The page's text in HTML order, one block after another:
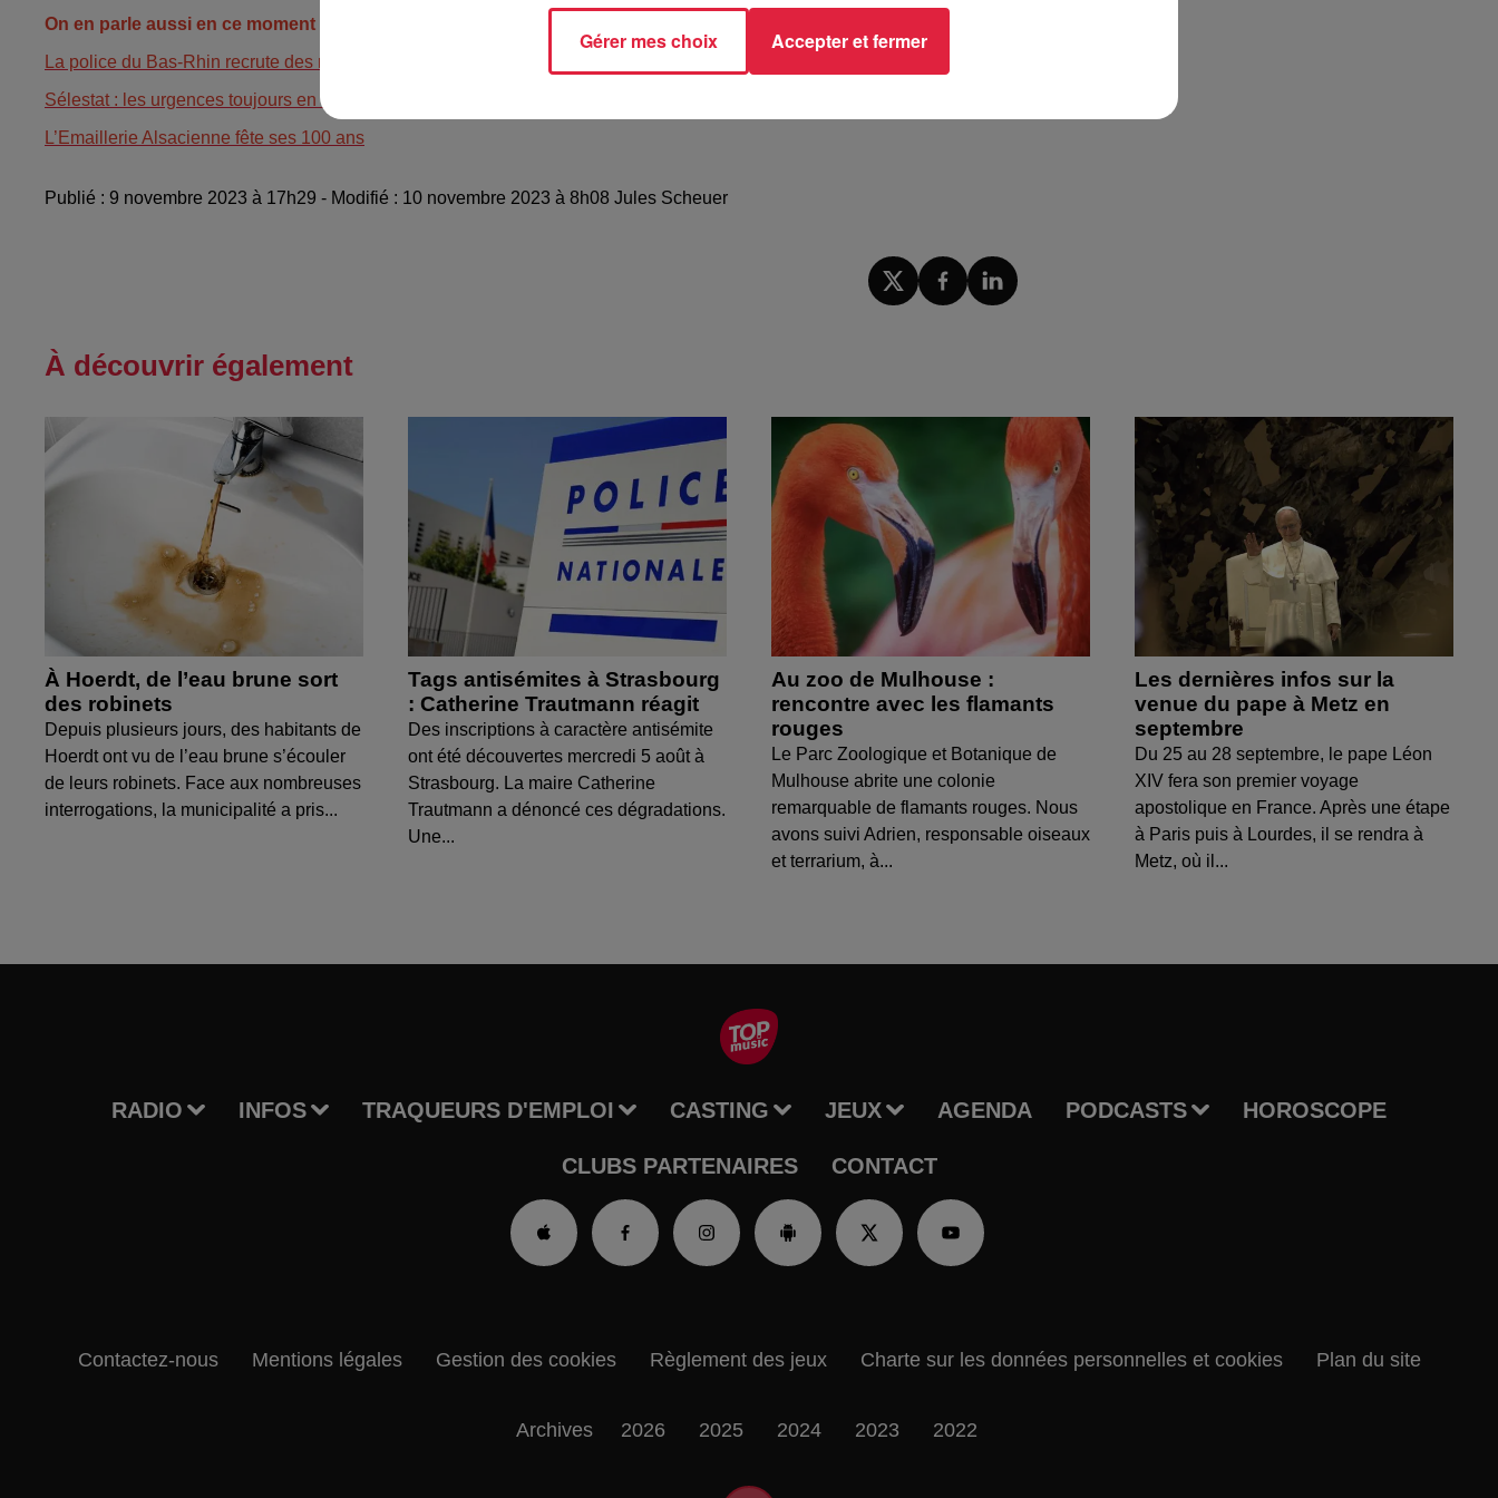
On en parle aussi en ce moment :
La police du Bas-Rhin recrute des réservistes
Sélestat : les urgences toujours en tension
L’Emaillerie Alsacienne fête ses 100 ans
Publié : 9 novembre 2023 à 17h29 - Modifié : 10 novembre 2023 à 8h08 Jules Scheuer
À découvrir également
À Hoerdt, de l’eau brune sort
des robinets
Depuis plusieurs jours, des habitants de
Hoerdt ont vu de l’eau brune s’écouler
de leurs robinets. Face aux nombreuses
interrogations, la municipalité a pris...
Tags antisémites à Strasbourg
: Catherine Trautmann réagit
Des inscriptions à caractère antisémite
ont été découvertes mercredi 5 août à
Strasbourg. La maire Catherine
Trautmann a dénoncé ces dégradations.
Une...
Au zoo de Mulhouse :
rencontre avec les flamants
rouges
Le Parc Zoologique et Botanique de
Mulhouse abrite une colonie
remarquable de flamants rouges. Nous
avons suivi Adrien, responsable oiseaux
et terrarium, à...
Les dernières infos sur la
venue du pape à Metz en
septembre
Du 25 au 28 septembre, le pape Léon
XIV fera son premier voyage
apostolique en France. Après une étape
à Paris puis à Lourdes, il se rendra à
Metz, où il...
RADIO INFOS TRAQUEURS D'EMPLOI CASTING JEUX AGENDA PODCASTS HOROSCOPE
CLUBS PARTENAIRES CONTACT
Contactez-nous Mentions légales Gestion des cookies Règlement des jeux Charte sur les données personnelles et cookies Plan du site
Archives 2026 2025 2024 2023 2022
Gérer mes choix Accepter et fermer